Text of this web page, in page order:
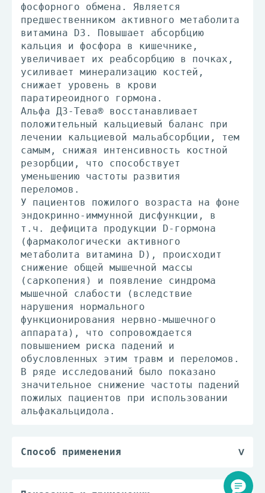
фосфорного обмена. Является
предшественником активного метаболита
витамина D3. Повышает абсорбцию
кальция и фосфора в кишечнике,
увеличивает их реабсорбцию в почках,
усиливает минерализацию костей,
снижает уровень в крови
паратиреоидного гормона.
Альфа Д3-Тева® восстанавливает
положительный кальциевый баланс при
лечении кальциевой мальабсорбции, тем
самым, снижая интенсивность костной
резорбции, что способствует
уменьшению частоты развития
переломов.
У пациентов пожилого возраста на фоне
эндокринно-иммунной дисфункции, в
т.ч. дефицита продукции D-гормона
(фармакологически активного
метаболита витамина D), происходит
снижение общей мышечной массы
(саркопения) и появление синдрома
мышечной слабости (вследствие
нарушения нормального
функционирования нервно-мышечного
аппарата), что сопровождается
повышением риска падений и
обусловленных этим травм и переломов.
В ряде исследований было показано
значительное снижение частоты падений
пожилых пациентов при использовании
альфакальцидола.
Способ применения